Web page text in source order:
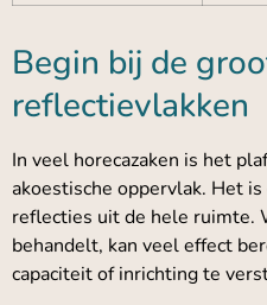
Begin bij de
reflectievlakken
In veel horecazaken is het
akoestische oppervlak. Het
reflecties uit de hele ruimte.
behandelt, kan veel effect
capaciteit of inrichting te